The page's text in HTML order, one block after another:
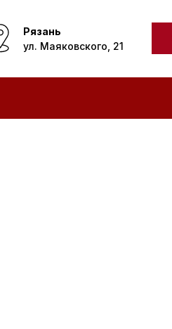
Рязань
ул. Маяковского, 21